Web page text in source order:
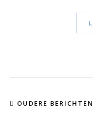
OUDERE BERICHTEN